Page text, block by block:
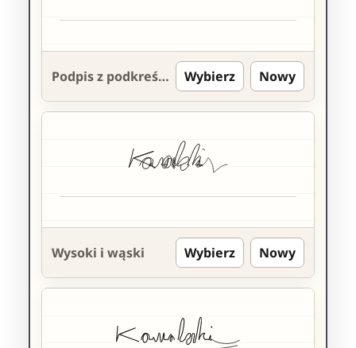
Podpis z podkreśleniem Wybierz Nowy
Wysoki i wąski Wybierz Nowy